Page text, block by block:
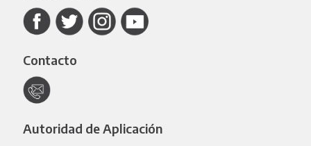
Contacto
Autoridad de Aplicación